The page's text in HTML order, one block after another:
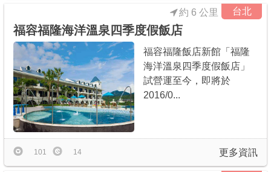
台北
約 6 公里
福容福隆海洋溫泉四季度假飯店
福容福隆飯店新館「福隆
海洋溫泉四季度假飯店」
試營運至今，即將於
2016/0...
更多資訊
101 14